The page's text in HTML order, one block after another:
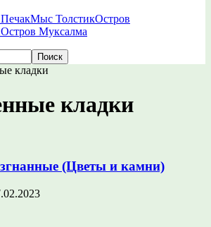
Мыс ТолстикОстров
Остров Муксалма
кладки
кладки
(Цветы и камни)